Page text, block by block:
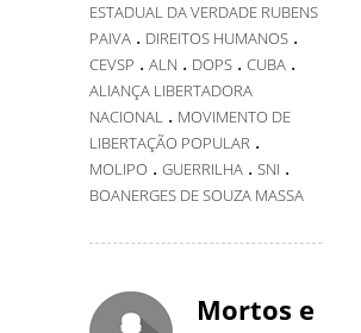
ESTADUAL DA VERDADE RUBENS
PAIVA . DIREITOS HUMANOS .
CEVSP . ALN . DOPS . CUBA .
ALIANÇA LIBERTADORA
NACIONAL . MOVIMENTO DE
LIBERTAÇÃO POPULAR .
MOLIPO . GUERRILHA . SNI .
BOANERGES DE SOUZA MASSA
Mortos e